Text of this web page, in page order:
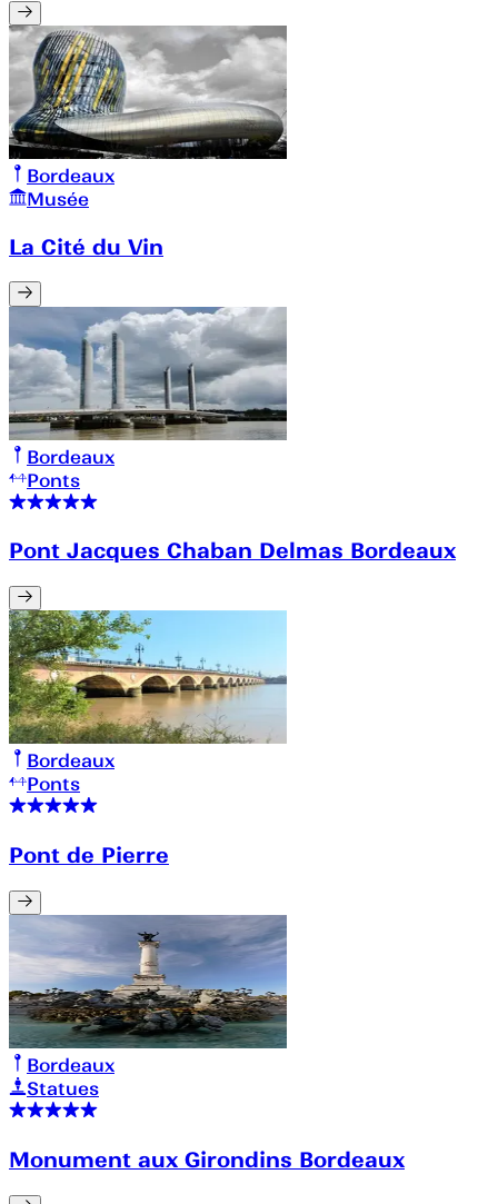
Bordeaux
Musée
La Cité du Vin
Bordeaux
Ponts
Pont Jacques Chaban Delmas Bordeaux
Bordeaux
Ponts
Pont de Pierre
Bordeaux
Statues
Monument aux Girondins Bordeaux